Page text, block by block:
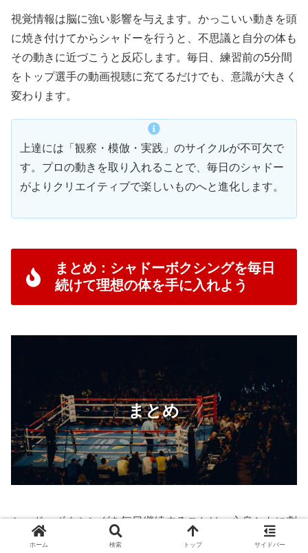
視覚情報は脳に強い影響を与えます。かっこいい動きを頭
に焼き付けてからシャドーを行うと、不思議と自分の体も
その動きに近づこうと反応します。毎日、練習前の5分間
をトップ選手の動画視聴に充てるだけでも、意識が大きく
変わります。
上達には「観察・模倣・実践」のサイクルが不可欠で
す。プロの動きを取り入れることで、毎日のシャドー
がよりクリエイティブで楽しいものへと進化します。
まとめ：シャドーボクシングを毎日
続けて理想の体を手に入れよう
まとめ
シャドーボクシングを毎日継続することは、心身ともに劇
的な変化をもたらす素晴らしい習慣です。高いダイエット
ホーム 検索 トップ サイドバー